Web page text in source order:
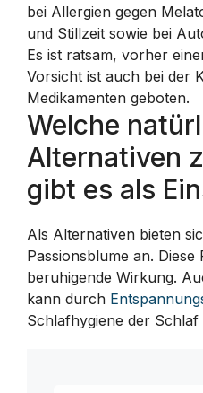
bei Allergien gegen
und Stillzeit sowie bei
Es ist ratsam, vorher
Vorsicht ist auch bei der
Medikamenten geboten.
Welche
Alternativen
gibt es als
Als Alternativen bieten
Passionsblume an.
beruhigende Wirkung.
kann durch
Schlafhygiene der